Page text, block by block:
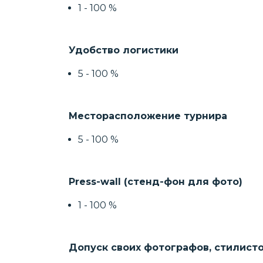
1 - 100 %
Удобство логистики
5 - 100 %
Месторасположение турнира
5 - 100 %
Press-wall (стенд-фон для фото)
1 - 100 %
Допуск своих фотографов,